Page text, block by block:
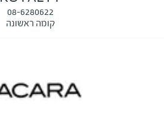
08-6280622
קומה ראשונה